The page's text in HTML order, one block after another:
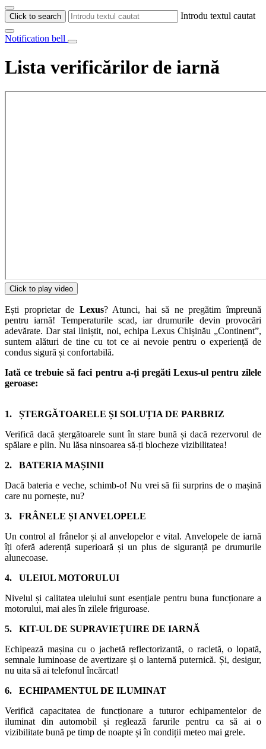
Click to search Introdu textul cautat
Notification bell
Lista verificărilor de iarnă
Click to play video
Ești proprietar de Lexus? Atunci, hai să ne pregătim împreună
pentru iarnă! Temperaturile scad, iar drumurile devin provocări
adevărate. Dar stai liniștit, noi, echipa Lexus Chișinău „Continent”,
suntem alături de tine cu tot ce ai nevoie pentru o experiență de
condus sigură și confortabilă.
Iată ce trebuie să faci pentru a-ți pregăti Lexus-ul pentru zilele
geroase:
1. ȘTERGĂTOARELE ȘI SOLUȚIA DE PARBRIZ
Verifică dacă ștergătoarele sunt în stare bună și dacă rezervorul de
spălare e plin. Nu lăsa ninsoarea să-ți blocheze vizibilitatea!
2. BATERIA MAȘINII
Dacă bateria e veche, schimb-o! Nu vrei să fii surprins de o mașină
care nu pornește, nu?
3. FRÂNELE ȘI ANVELOPELE
Un control al frânelor și al anvelopelor e vital. Anvelopele de iarnă
îți oferă aderență superioară și un plus de siguranță pe drumurile
alunecoase.
4. ULEIUL MOTORULUI
Nivelul și calitatea uleiului sunt esențiale pentru buna funcționare a
motorului, mai ales în zilele friguroase.
5. KIT-UL DE SUPRAVIEȚUIRE DE IARNĂ
Echipează mașina cu o jachetă reflectorizantă, o racletă, o lopată,
semnale luminoase de avertizare și o lanternă puternică. Și, desigur,
nu uita să ai telefonul încărcat!
6. ECHIPAMENTUL DE ILUMINAT
Verifică capacitatea de funcționare a tuturor echipamentelor de
iluminat din automobil și reglează farurile pentru ca să ai o
vizibilitate bună pe timp de noapte și în condiții meteo mai grele.